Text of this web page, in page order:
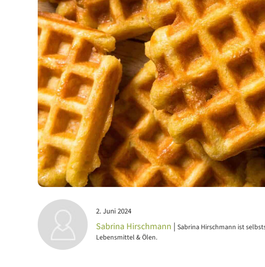
2. Juni 2024
Sabrina Hirschmann | Sabrina Hirschmann ist
Lebensmittel & Ölen.